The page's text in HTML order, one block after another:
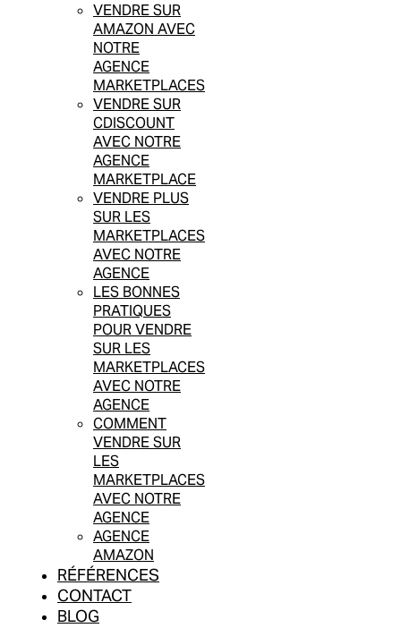
VENDRE SUR
AMAZON AVEC
NOTRE
AGENCE
MARKETPLACES
VENDRE SUR
CDISCOUNT
AVEC NOTRE
AGENCE
MARKETPLACE
VENDRE PLUS
SUR LES
MARKETPLACES
AVEC NOTRE
AGENCE
LES BONNES
PRATIQUES
POUR VENDRE
SUR LES
MARKETPLACES
AVEC NOTRE
AGENCE
COMMENT
VENDRE SUR
LES
MARKETPLACES
AVEC NOTRE
AGENCE
AGENCE
AMAZON
RÉFÉRENCES
CONTACT
BLOG